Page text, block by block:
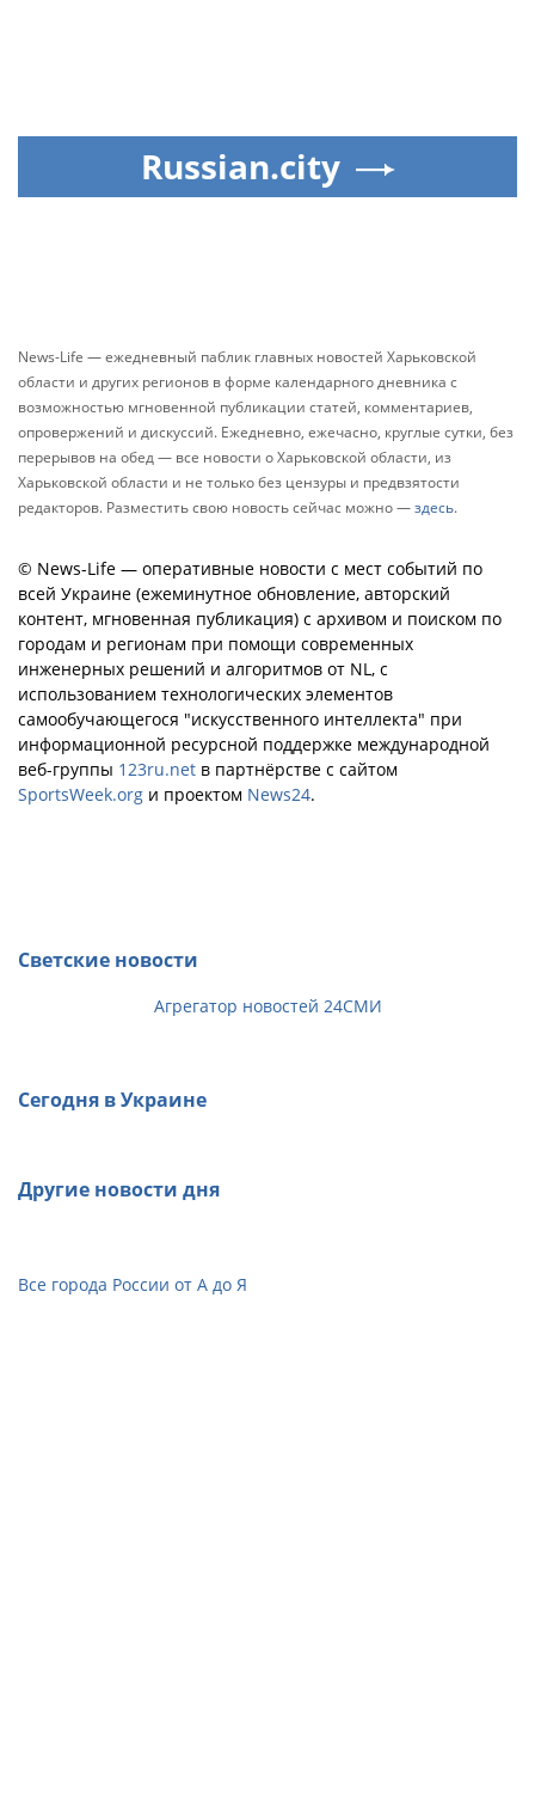
Russian.city
News-Life — ежедневный паблик главных новостей Харьковской
области и других регионов в форме календарного дневника с
возможностью мгновенной публикации статей, комментариев,
опровержений и дискуссий. Ежедневно, ежечасно, круглые сутки, без
перерывов на обед — все новости о Харьковской области, из
Харьковской области и не только без цензуры и предвзятости
редакторов. Разместить свою новость сейчас можно —здесь.
© News-Life — оперативные новости с мест событий по
всей Украине (ежеминутное обновление, авторский
контент, мгновенная публикация) с архивом и поиском по
городам и регионам при помощи современных
инженерных решений и алгоритмов от NL, с
использованием технологических элементов
самообучающегося "искусственного интеллекта" при
информационной ресурсной поддержке международной
веб-группы 123ru.net в партнёрстве с сайтом
SportsWeek.org и проектом News24.
Светские новости
Агрегатор новостей 24СМИ
Сегодня в Украине
Другие новости дня
Все города России от А до Я